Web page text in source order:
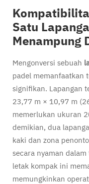
Satu
Menampung
Mengonversi sebuah
padel memanfaatkan
signifikan. Lapangan
23,77 m × 10,97 m
memerlukan ukuran
demikian, dua
kaki dan zona
secara nyaman
letak kompak ini
memungkinkan